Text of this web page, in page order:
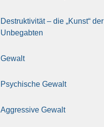
Destruk­ti­vi­tät – die „Kunst“ der
Unbe­gab­ten
Gewalt
Psy­chi­sche Gewalt
Aggres­si­ve Gewalt